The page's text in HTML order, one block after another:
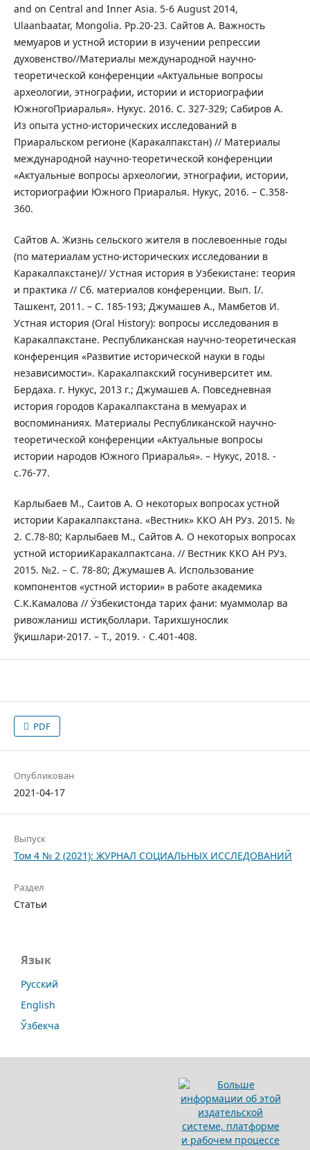
and on Central and Inner Asia. 5-6 August 2014,
Ulaanbaatar, Mongolia. Pp.20-23. Сайтов А. Важность
мемуаров и устной истории в изучении репрессии
духовенство//Материалы международной научно-
теоретической конференции «Актуальные вопросы
археологии, этнографии, истории и историографии
ЮжногоПриаралья». Нукус. 2016. С. 327-329; Сабиров А.
Из опыта устно-исторических исследований в
Приаральском регионе (Каракалпакстан) // Материалы
международной научно-теоретической конференции
«Актуальные вопросы археологии, этнографии, истории,
историографии Южного Приаралья. Нукус, 2016. – С.358-
360.
Сайтов А. Жизнь сельского жителя в послевоенные годы
(по материалам устно-исторических исследовании в
Каракалпакстане)// Устная история в Узбекистане: теория
и практика // Сб. материалов конференции. Вып. I/.
Ташкент, 2011. – С. 185-193; Джумашев А., Мамбетов И.
Устная история (Oral History): вопросы исследования в
Каракалпакстане. Республиканская научно-теоретическая
конференция «Развитие исторической науки в годы
независимости». Каракалпакский госуниверситет им.
Бердаха. г. Нукус, 2013 г.; Джумашев А. Повседневная
история городов Каракалпакстана в мемуарах и
воспоминаниях. Материалы Республиканской научно-
теоретической конференции «Актуальные вопросы
истории народов Южного Приаралья». – Нукус, 2018. -
с.76-77.
Карлыбаев М., Саитов А. О некоторых вопросах устной
истории Каракалпакстана. «Вестник» ККО АН РУз. 2015. №
2. С.78-80; Карлыбаев М., Сайтов А. О некоторых вопросах
устной историиКаракалпактсана. // Вестник ККО АН РУз.
2015. №2. – С. 78-80; Джумашев А. Использование
компонентов «устной истории» в работе академика
С.К.Камалова // Ӱзбекистонда тарих фани: муаммолар ва
ривожланиш истиқболлари. Тарихшунослик
ўқишлари-2017. – Т., 2019. - С.401-408.
PDF
Опубликован
2021-04-17
Выпуск
Том 4 № 2 (2021): ЖУРНАЛ СОЦИАЛЬНЫХ ИССЛЕДОВАНИЙ
Раздел
Статьи
Язык
Русский
English
Ўзбекча